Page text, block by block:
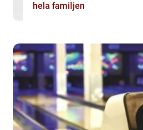
hela familjen